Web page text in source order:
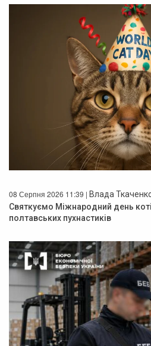
08 Серпня 2026 11:39 | Влада
Святкуємо Міжнародний день
полтавських пухнастиків